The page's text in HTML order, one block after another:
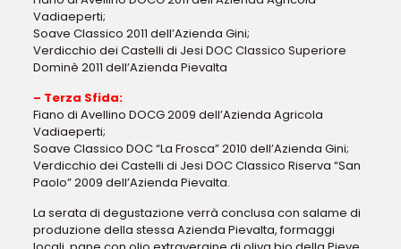
Vadiaeperti;
Soave Classico 2011 dell’Azienda Gini;
Verdicchio dei Castelli di Jesi DOC Classico Superiore
Dominè 2011 dell’Azienda Pievalta
– Terza Sfida:
Fiano di Avellino DOCG 2009 dell’Azienda Agricola
Vadiaeperti;
Soave Classico DOC “La Frosca” 2010 dell’Azienda Gini;
Verdicchio dei Castelli di Jesi DOC Classico Riserva “San
Paolo” 2009 dell’Azienda Pievalta.
La serata di degustazione verrà conclusa con salame di
produzione della stessa Azienda Pievalta, formaggi